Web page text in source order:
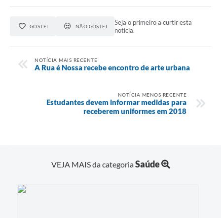
GOSTEI NÃO GOSTEI
Seja o primeiro a curtir esta
notícia.
NOTÍCIA MAIS RECENTE
A Rua é Nossa recebe encontro de arte urbana
NOTÍCIA MENOS RECENTE
Estudantes devem informar medidas para
receberem uniformes em 2018
VEJA MAIS da categoriaSaúde